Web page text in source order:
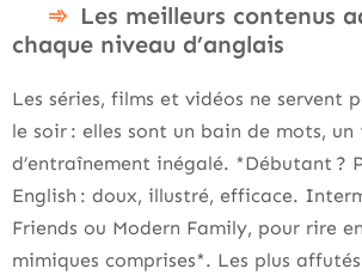
Les meilleurs contenus
chaque niveau d’anglais
Les séries, films et vidéos ne servent
le soir : elles sont un bain de mots, un
d’entraînement inégalé. *Débutant ?
English : doux, illustré, efficace.
Friends ou Modern Family, pour rire
mimiques comprises*. Les plus